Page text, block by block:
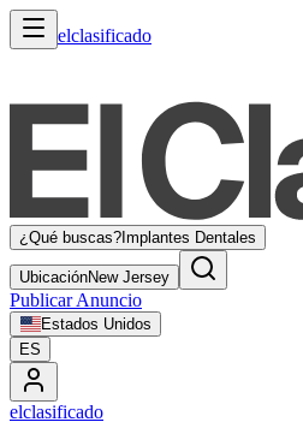
elclasificado
¿Qué buscas? Implantes Dentales
UbicaciónNew Jersey
Publicar Anuncio
Estados Unidos
ES
elclasificado